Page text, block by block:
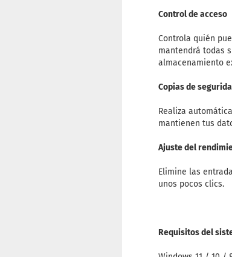
Control de acceso
Controla quién
mantendrá todas
almacenamiento
Copias de
Realiza
mantienen tus
Ajuste del
Elimine las
unos pocos clics.
Requisitos del